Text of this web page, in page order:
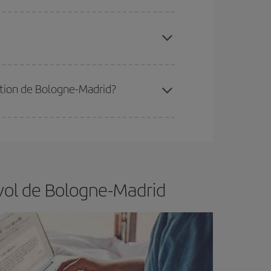
de Bologne-Madrid?
de Bologne-Madrid